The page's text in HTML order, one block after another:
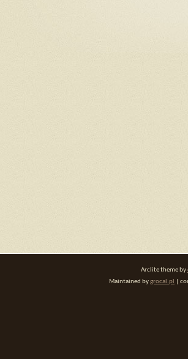
Arclite theme by
Maintained bygrocal.pl |